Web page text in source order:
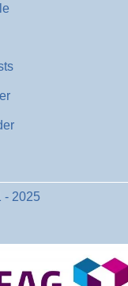
- 2025